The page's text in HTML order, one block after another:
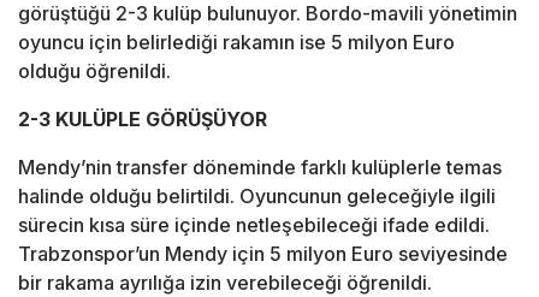
görüştüğü 2-3 kulüp bulunuyor. Bordo-mavili yönetimin
oyuncu için belirlediği rakamın ise 5 milyon Euro
olduğu öğrenildi.
2-3 KULÜPLE GÖRÜŞÜYOR
Mendy’nin transfer döneminde farklı kulüplerle temas
halinde olduğu belirtildi. Oyuncunun geleceğiyle ilgili
sürecin kısa süre içinde netleşebileceği ifade edildi.
Trabzonspor’un Mendy için 5 milyon Euro seviyesinde
bir rakama ayrılığa izin verebileceği öğrenildi.